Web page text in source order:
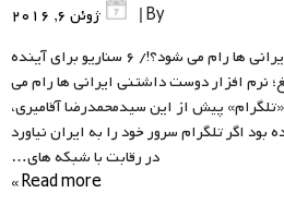
By |
ژوئن 6, 2016
نرم افزار دوست داشتنی ایرانی ها رام می شود؟!/ 6 سناریو برای آینده
نرم افزار دوست داشتنی ایرانی ها رام می
«تلگرام» پیش از این سیدمحمدرضا آقامیری،
اگر تلگرام سرور خود را به ایران نیاورد
در رقابت با شبکه های…
Read more »